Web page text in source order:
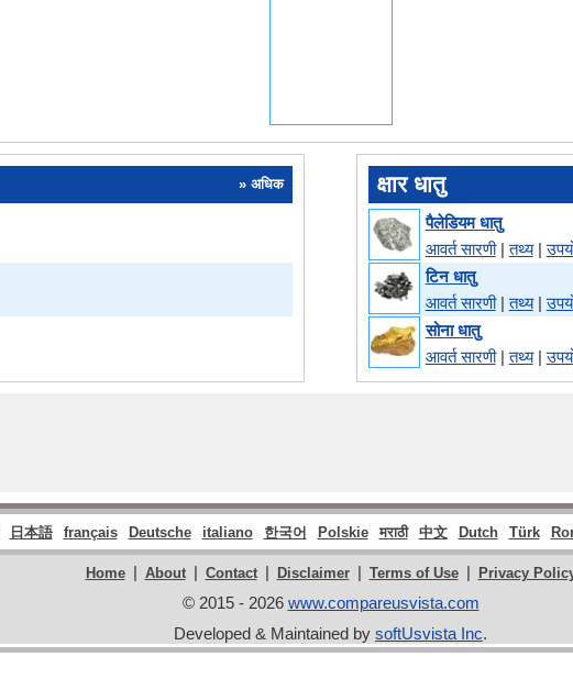
» अधिक क्षार धातु
पैलेडियम धातु
आवर्त सारणी|तथ्य|
टिन धातु
आवर्त सारणी|तथ्य|
सोना धातु
आवर्त सारणी|तथ्य|
日本語 français Deutsche italiano 한국어 Polskie मराठी 中文 Dutch Türk
Home | About | Contact | Disclaimer | Terms of Use | Privacy
© 2015 - 2026 www.compareusvista.com
Developed & Maintained by softUsvista Inc.